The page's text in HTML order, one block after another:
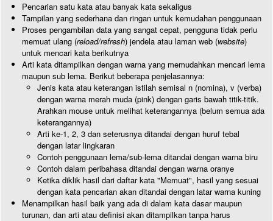
Pencarian satu kata atau banyak kata sekaligus
Tampilan yang sederhana dan ringan untuk kemudahan penggunaan
Proses pengambilan data yang sangat cepat, pengguna tidak perlu
memuat ulang (reload/refresh) jendela atau laman web (website)
untuk mencari kata berikutnya
Arti kata ditampilkan dengan warna yang memudahkan mencari lema
maupun sub lema. Berikut beberapa penjelasannya:
Jenis kata atau keterangan istilah semisal n (nomina), v (verba)
dengan warna merah muda (pink) dengan garis bawah titik-titik.
Arahkan mouse untuk melihat keterangannya (belum semua ada
keterangannya)
Arti ke-1, 2, 3 dan seterusnya ditandai dengan huruf tebal
dengan latar lingkaran
Contoh penggunaan lema/sub-lema ditandai dengan warna biru
Contoh dalam peribahasa ditandai dengan warna oranye
Ketika diklik hasil dari daftar kata "Memuat", hasil yang sesuai
dengan kata pencarian akan ditandai dengan latar warna kuning
Menampilkan hasil baik yang ada di dalam kata dasar maupun
turunan, dan arti atau definisi akan ditampilkan tanpa harus